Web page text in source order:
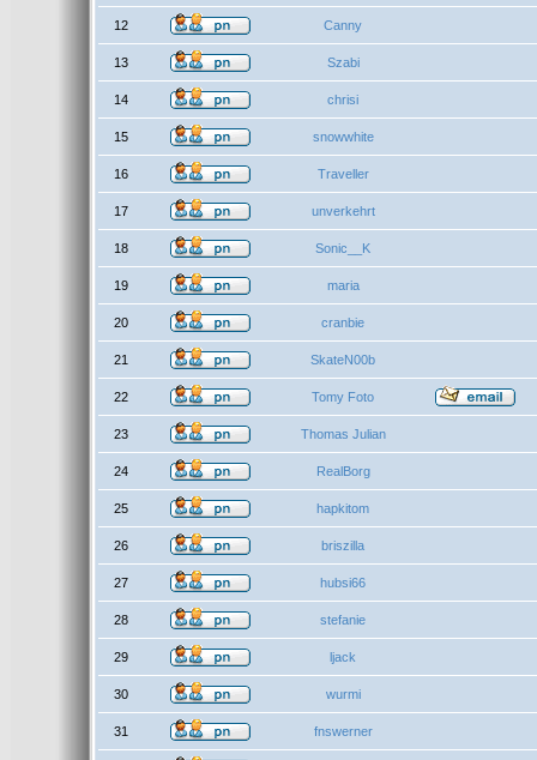
12 Canny
13 Szabi
14 chrisi
15 snowwhite
16 Traveller
17 unverkehrt
18 Sonic__K
19 maria
20 cranbie
21 SkateN00b
22 Tomy Foto
23 Thomas Julian
24 RealBorg
25 hapkitom
26 briszilla
27 hubsi66
28 stefanie
29 ljack
30 wurmi
31 fnswerner